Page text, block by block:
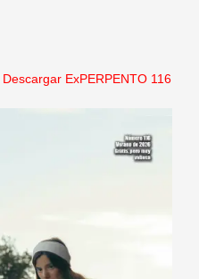
Descargar ExPERPENTO 116